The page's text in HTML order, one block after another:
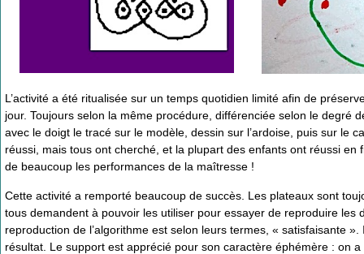
L’activité a été ritualisée sur un temps quotidien limité afin de
jour. Toujours selon la même procédure, différenciée selon le degré
avec le doigt le tracé sur le modèle, dessin sur l’ardoise, puis sur le
réussi, mais tous ont cherché, et la plupart des enfants ont réussi
de beaucoup les performances de la maîtresse !
Cette activité a remporté beaucoup de succès. Les plateaux sont
tous demandent à pouvoir les utiliser pour essayer de reproduire les
reproduction de l’algorithme est selon leurs termes, « satisfaisante
résultat. Le support est apprécié pour son caractère éphémère : on